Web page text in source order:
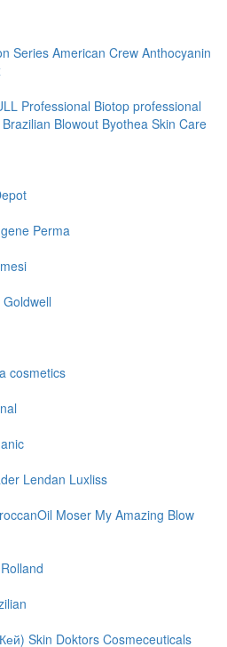
Series American Crew Anthocyanin
Professional Biotop professional
Brazilian Blowout Byothea Skin Care
Perma
Goldwell
cosmetics
Lendan Luxliss
Moser My Amazing Blow
Skin Doktors Cosmeceuticals